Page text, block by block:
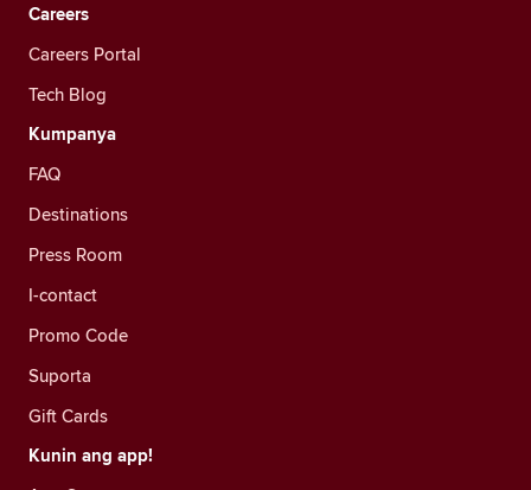
Careers
Careers Portal
Tech Blog
Kumpanya
FAQ
Destinations
Press Room
I-contact
Promo Code
Suporta
Gift Cards
Kunin ang app!